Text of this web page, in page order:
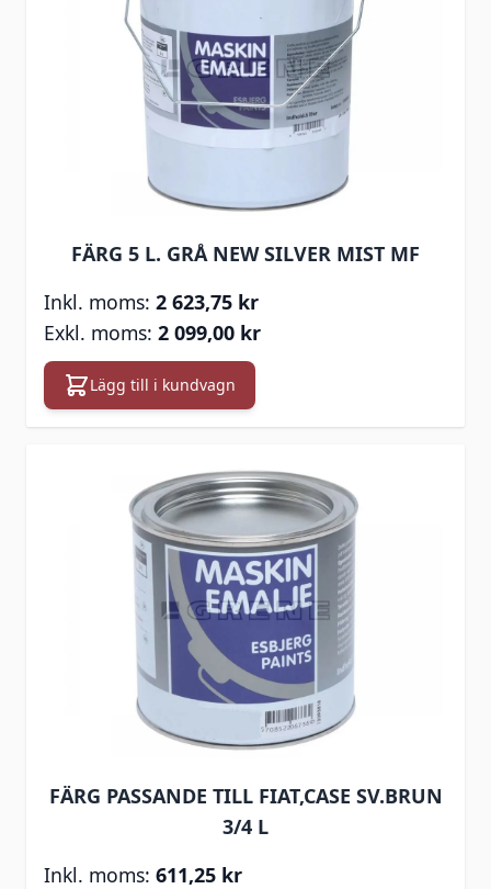
FÄRG 5 L. GRÅ NEW SILVER MIST MF
2 623,75 kr
2 099,00 kr
Lägg till i kundvagn
FÄRG PASSANDE TILL FIAT,CASE SV.BRUN
3/4 L
611,25 kr